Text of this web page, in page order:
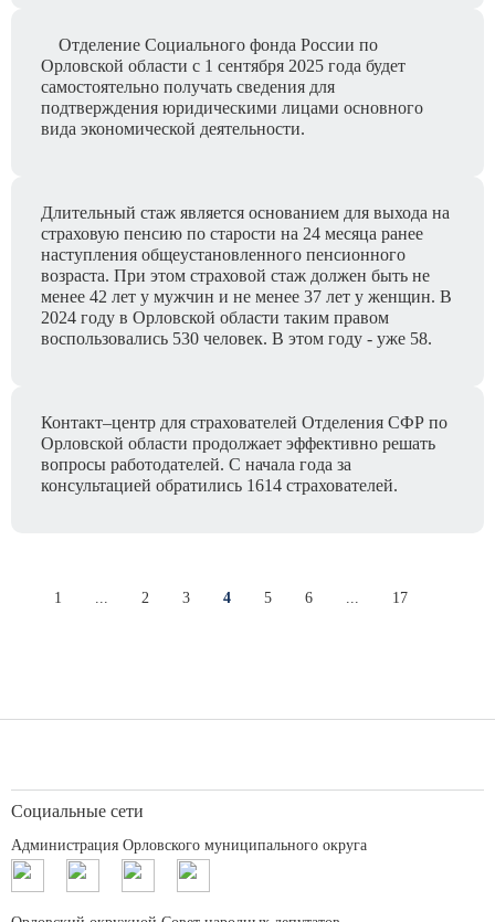
Отделение Социального фонда России по
Орловской области с 1 сентября 2025 года будет
самостоятельно получать сведения для
подтверждения юридическими лицами основного
вида экономической деятельности.
Длительный стаж является основанием для выхода на
страховую пенсию по старости на 24 месяца ранее
наступления общеустановленного пенсионного
возраста. При этом страховой стаж должен быть не
менее 42 лет у мужчин и не менее 37 лет у женщин. В
2024 году в Орловской области таким правом
воспользовались 530 человек. В этом году - уже 58.
Контакт–центр для страхователей Отделения СФР по
Орловской области продолжает эффективно решать
вопросы работодателей. С начала года за
консультацией обратились 1614 страхователей.
1 ... 2 3 4 5 6 ... 17
Социальные сети
Администрация Орловского муниципального округа